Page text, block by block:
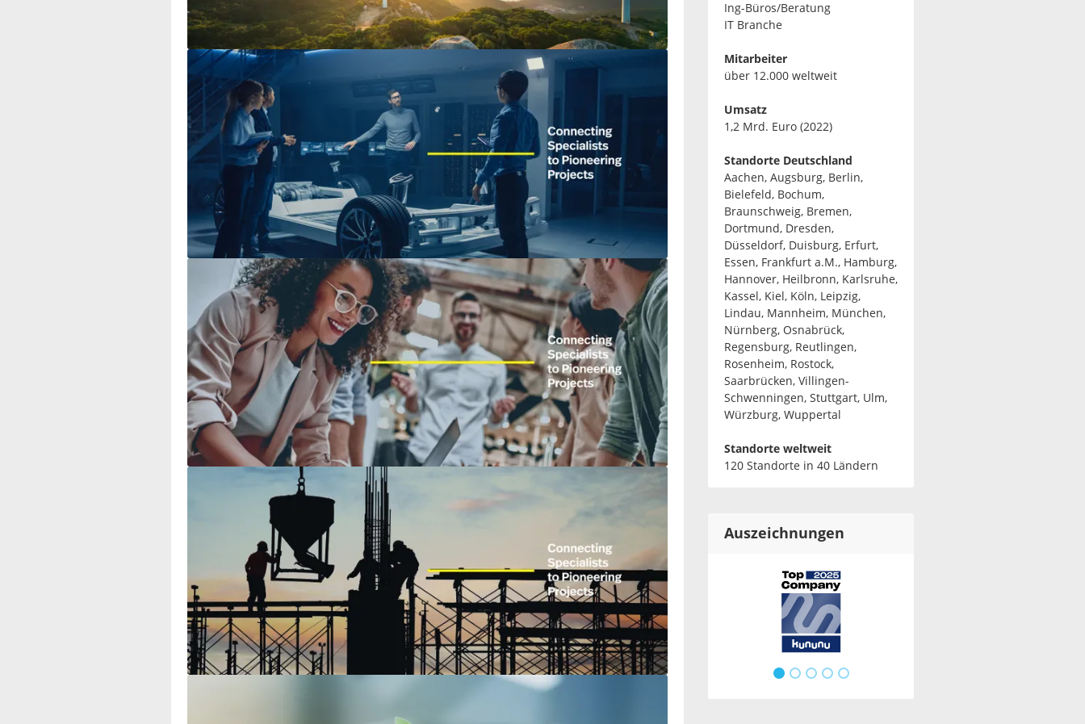
Ing-Büros/Beratung
IT Branche
Mitarbeiter
über 12.000 weltweit
Umsatz
1,2 Mrd. Euro (2022)
Standorte Deutschland
Aachen, Augsburg, Berlin,
Bielefeld, Bochum,
Braunschweig, Bremen,
Dortmund, Dresden,
Düsseldorf, Duisburg, Erfurt,
Essen, Frankfurt a.M., Hamburg,
Hannover, Heilbronn, Karlsruhe,
Kassel, Kiel, Köln, Leipzig,
Lindau, Mannheim, München,
Nürnberg, Osnabrück,
Regensburg, Reutlingen,
Rosenheim, Rostock,
Saarbrücken, Villingen-
Schwenningen, Stuttgart, Ulm,
Würzburg, Wuppertal
Standorte weltweit
120 Standorte in 40 Ländern
Auszeichnungen